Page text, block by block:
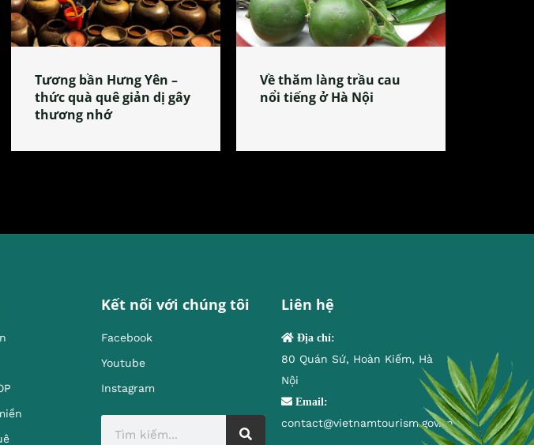
Tương bần Hưng Yên –
thức quà quê giản dị gây
thương nhớ
Về thăm làng trầu cau
nổi tiếng ở Hà Nội
Kết nối với chúng tôi
Facebook
Youtube
Instagram
Liên hệ
Địa chỉ:
80 Quán Sứ, Hoàn Kiếm, Hà
Nội
Email:
contact@vietnamtourism.gov.vn